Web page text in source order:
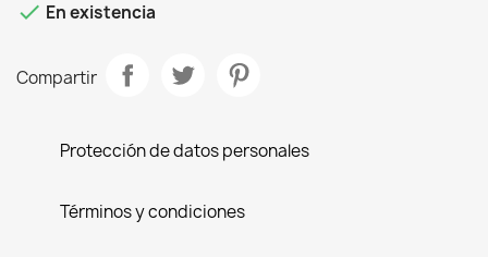
 En existencia
Compartir
Protección de datos personales
Términos y condiciones